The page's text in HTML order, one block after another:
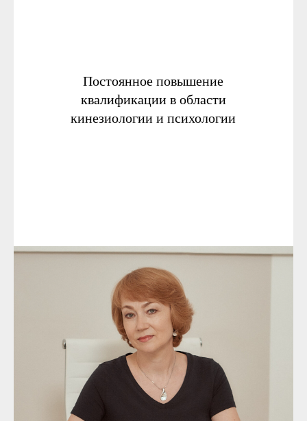
Постоянное повышение
квалификации в области
кинезиологии и психологии